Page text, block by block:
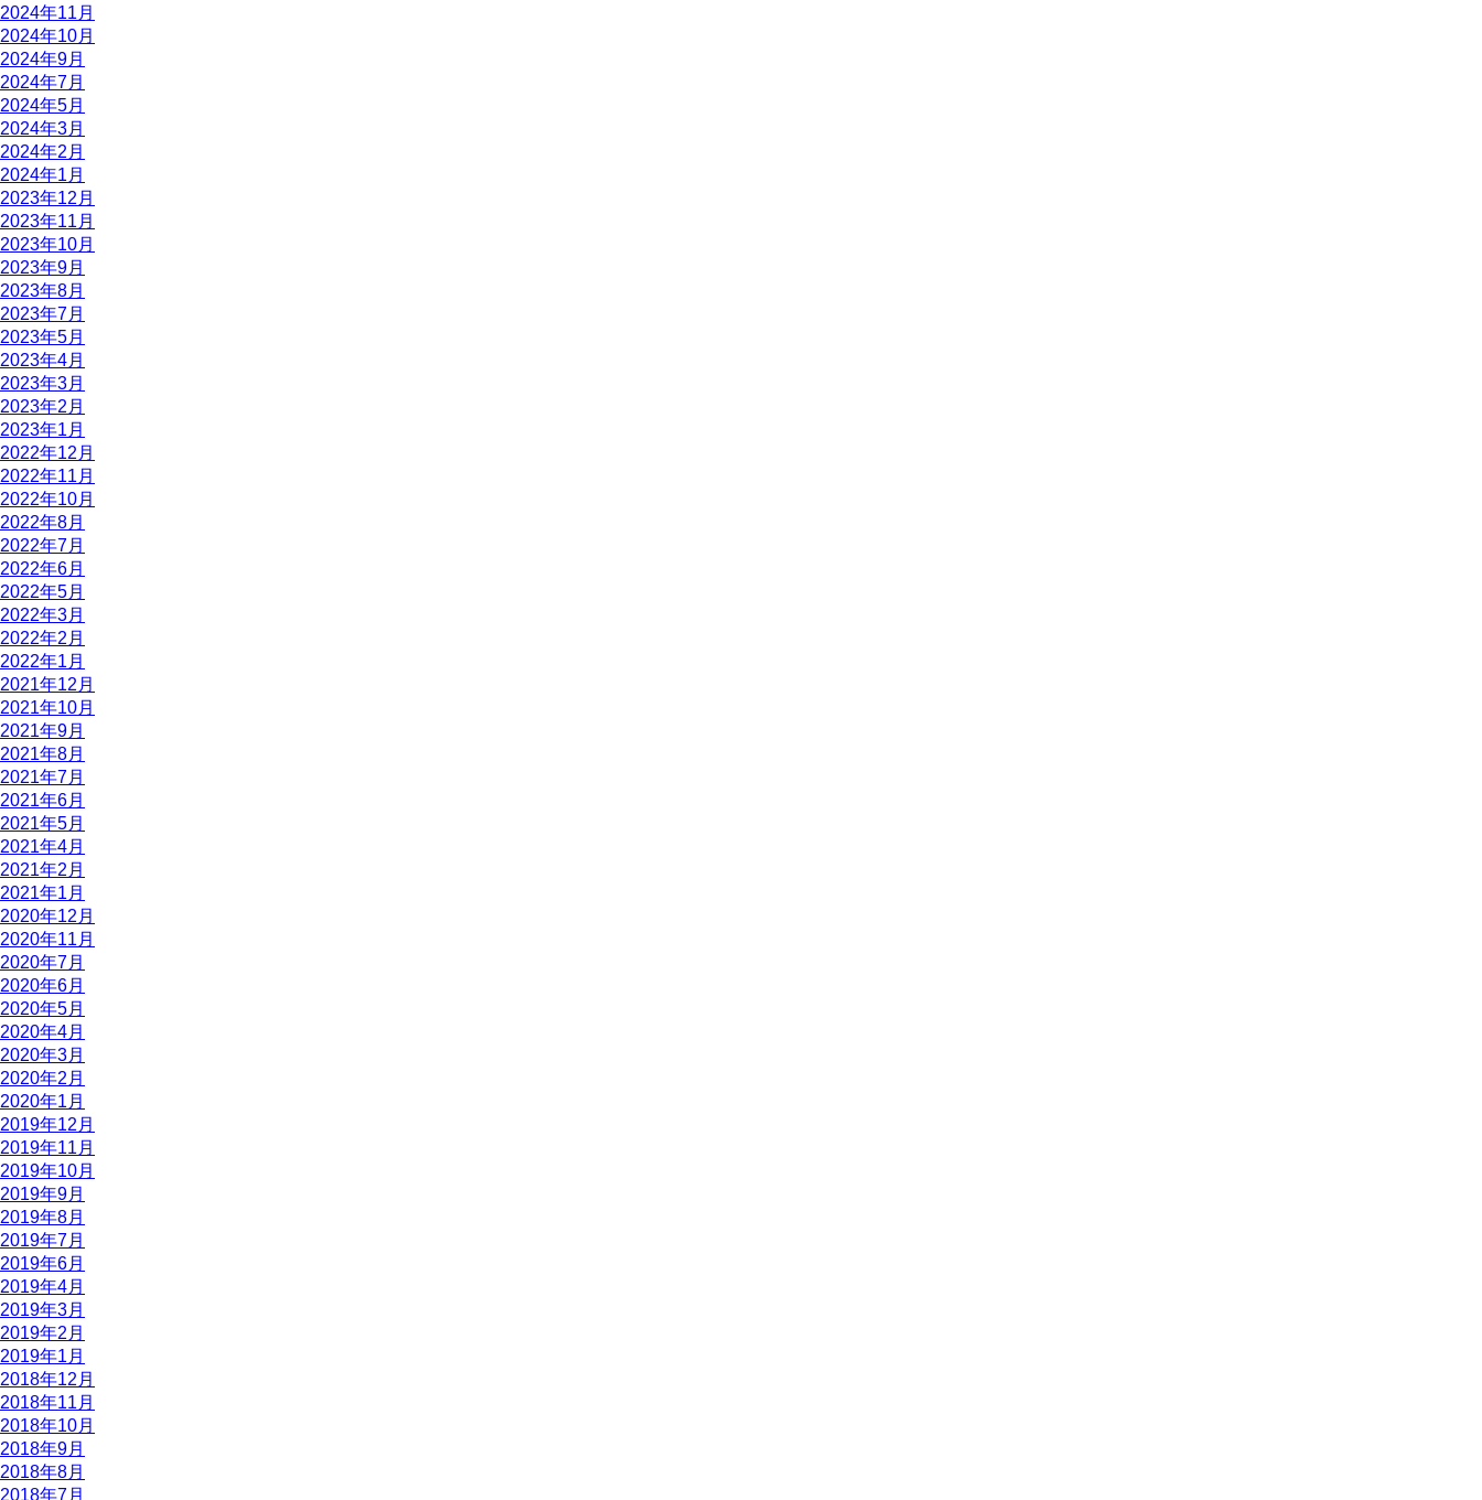
2024年11月
2024年10月
2024年9月
2024年7月
2024年5月
2024年3月
2024年2月
2024年1月
2023年12月
2023年11月
2023年10月
2023年9月
2023年8月
2023年7月
2023年5月
2023年4月
2023年3月
2023年2月
2023年1月
2022年12月
2022年11月
2022年10月
2022年8月
2022年7月
2022年6月
2022年5月
2022年3月
2022年2月
2022年1月
2021年12月
2021年10月
2021年9月
2021年8月
2021年7月
2021年6月
2021年5月
2021年4月
2021年2月
2021年1月
2020年12月
2020年11月
2020年7月
2020年6月
2020年5月
2020年4月
2020年3月
2020年2月
2020年1月
2019年12月
2019年11月
2019年10月
2019年9月
2019年8月
2019年7月
2019年6月
2019年4月
2019年3月
2019年2月
2019年1月
2018年12月
2018年11月
2018年10月
2018年9月
2018年8月
2018年7月